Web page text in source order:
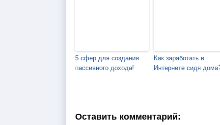
5 сфер для создания
пассивного дохода!
Как заработать в
Интернете сидя
Оставить комментарий: